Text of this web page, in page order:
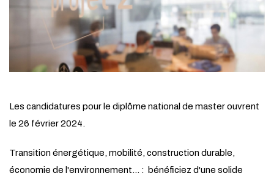
Les candidatures pour le diplôme national de master ouvrent
le 26 février 2024.
Transition énergétique, mobilité, construction durable,
économie de l'environnement... : bénéficiez d'une solide